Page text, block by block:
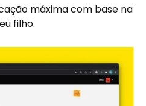
máxima com base na
filho.